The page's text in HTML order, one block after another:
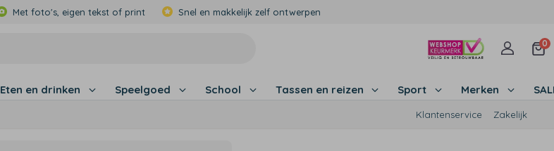
Met foto's, eigen tekst of print Snel en makkelijk zelf ontwerpen
0
Eten en drinken Speelgoed School Tassen en reizen Sport Merken
Klantenservice Zakelijk